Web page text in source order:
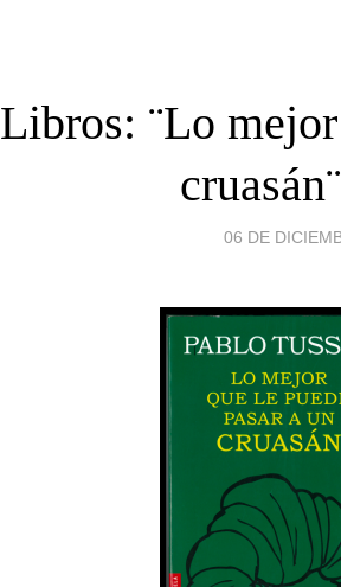
Libros: ¨Lo
06 DE